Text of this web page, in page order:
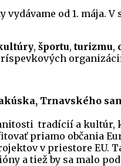
vydávame od 1. mája.
, športu, turizmu,
Trnavského
tradícií a kultúr,
priamo občania
v priestore
a tiež by sa malo